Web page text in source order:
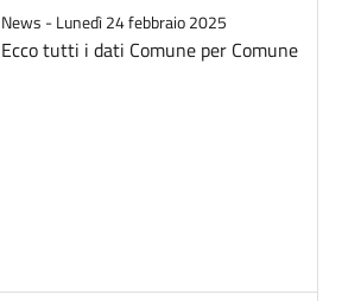
News -Lunedì 24 febbraio 2025
Ecco tutti i dati Comune per Comune